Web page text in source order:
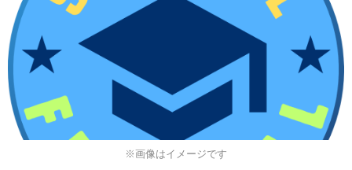
※画像はイメージです